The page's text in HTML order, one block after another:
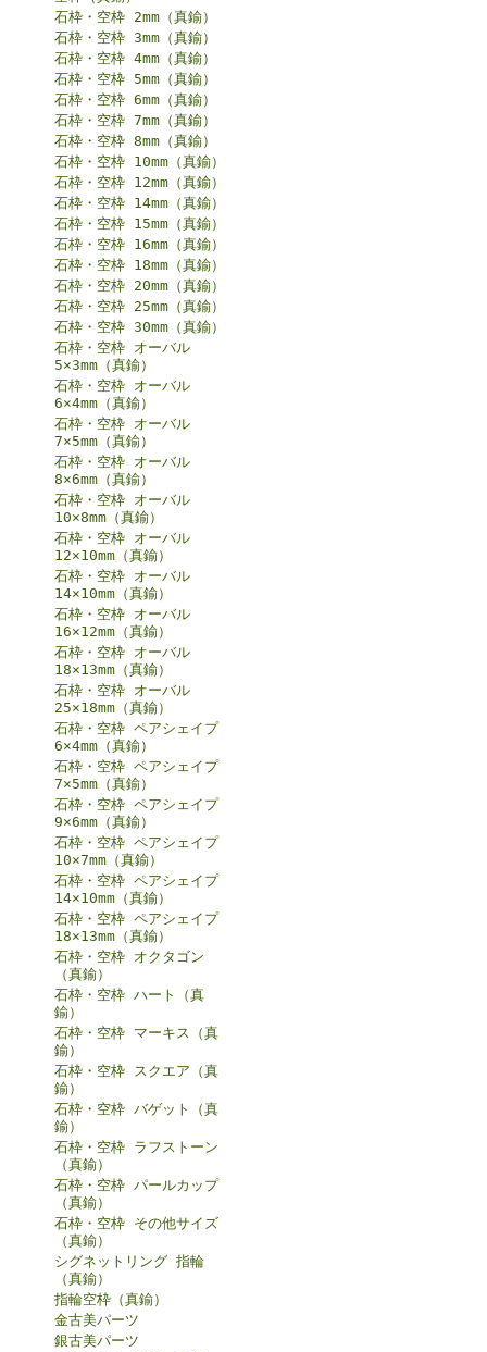
石枠・空枠 2mm（真鍮）
石枠・空枠 3mm（真鍮）
石枠・空枠 4mm（真鍮）
石枠・空枠 5mm（真鍮）
石枠・空枠 6mm（真鍮）
石枠・空枠 7mm（真鍮）
石枠・空枠 8mm（真鍮）
石枠・空枠 10mm（真鍮）
石枠・空枠 12mm（真鍮）
石枠・空枠 14mm（真鍮）
石枠・空枠 15mm（真鍮）
石枠・空枠 16mm（真鍮）
石枠・空枠 18mm（真鍮）
石枠・空枠 20mm（真鍮）
石枠・空枠 25mm（真鍮）
石枠・空枠 30mm（真鍮）
石枠・空枠 オーバル
5×3mm（真鍮）
石枠・空枠 オーバル
6×4mm（真鍮）
石枠・空枠 オーバル
7×5mm（真鍮）
石枠・空枠 オーバル
8×6mm（真鍮）
石枠・空枠 オーバル
10×8mm（真鍮）
石枠・空枠 オーバル
12×10mm（真鍮）
石枠・空枠 オーバル
14×10mm（真鍮）
石枠・空枠 オーバル
16×12mm（真鍮）
石枠・空枠 オーバル
18×13mm（真鍮）
石枠・空枠 オーバル
25×18mm（真鍮）
石枠・空枠 ペアシェイプ
6×4mm（真鍮）
石枠・空枠 ペアシェイプ
7×5mm（真鍮）
石枠・空枠 ペアシェイプ
9×6mm（真鍮）
石枠・空枠 ペアシェイプ
10×7mm（真鍮）
石枠・空枠 ペアシェイプ
14×10mm（真鍮）
石枠・空枠 ペアシェイプ
18×13mm（真鍮）
石枠・空枠 オクタゴン
（真鍮）
石枠・空枠 ハート（真
鍮）
石枠・空枠 マーキス（真
鍮）
石枠・空枠 スクエア（真
鍮）
石枠・空枠 バゲット（真
鍮）
石枠・空枠 ラフストーン
（真鍮）
石枠・空枠 パールカップ
（真鍮）
石枠・空枠 その他サイズ
（真鍮）
シグネットリング 指輪
（真鍮）
指輪空枠（真鍮）
金古美パーツ
銀古美パーツ